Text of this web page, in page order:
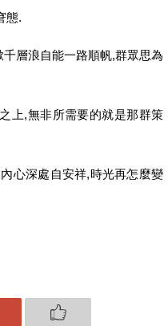
態.
層浪自能一路順帆,群眾思為
上,無非所需要的就是那群策
心深處自安祥,時光再怎麼變